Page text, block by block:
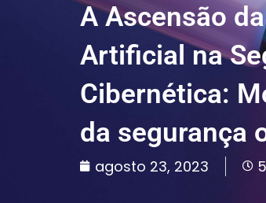
A Ascensão
Artificial na
Cibernética:
da segurança
agosto 23, 2023